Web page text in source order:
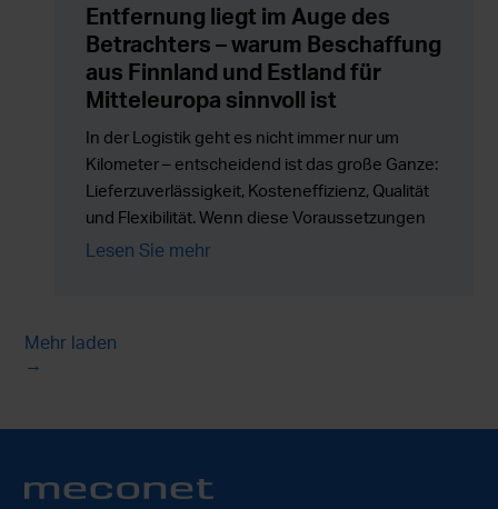
Entfernung liegt im Auge des
Betrachters – warum Beschaffung
aus Finnland und Estland für
Mitteleuropa sinnvoll ist
In der Logistik geht es nicht immer nur um
Kilometer – entscheidend ist das große Ganze:
Lieferzuverlässigkeit, Kosteneffizienz, Qualität
und Flexibilität. Wenn diese Voraussetzungen
erfüllt sind, kann die geografische Entfernung
Lesen Sie mehr
Mehr laden